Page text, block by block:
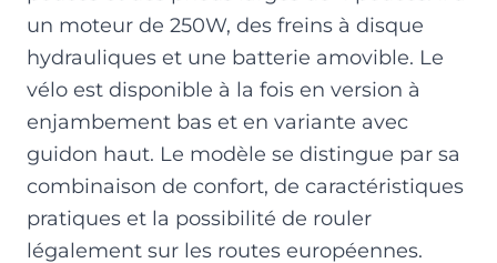
un moteur de 250W, des freins à disque
hydrauliques et une batterie amovible. Le
vélo est disponible à la fois en version à
enjambement bas et en variante avec
guidon haut. Le modèle se distingue par sa
combinaison de confort, de caractéristiques
pratiques et la possibilité de rouler
légalement sur les routes européennes.